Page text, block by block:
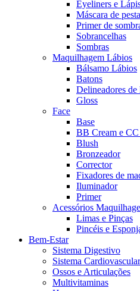
Eyeliners e
Máscara de
Primer de
Sobrancelhas
Sombras
Maquilhagem Lábios
Bálsamo Lábios
Batons
Delineadores de
Gloss
Face
Base
BB Cream e
Blush
Bronzeador
Corrector
Fixadores de
Iluminador
Primer
Acessórios
Limas e Pinças
Pincéis e
Bem-Estar
Sistema Digestivo
Sistema Cardiovascular
Ossos e Articulações
Multivitaminas